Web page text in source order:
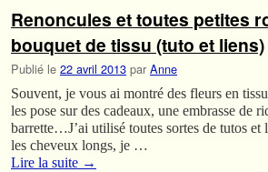
Renoncules et toutes petites
bouquet de tissu (tuto et liens)
Publié le 22 avril 2013 par Anne
Souvent, je vous ai montré des fleurs en
les pose sur des cadeaux, une embrasse de
barrette…J’ai utilisé toutes sortes de tutos et
les cheveux longs, je …
Lire la suite →